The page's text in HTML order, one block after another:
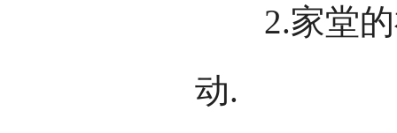
2.家堂的
动.